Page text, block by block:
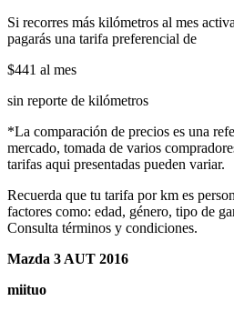
Si recorres más kilómetros al mes
pagarás una tarifa preferencial de
$441 al mes
sin reporte de kilómetros
*La comparación de precios es una
mercado, tomada de varios
tarifas aqui presentadas pueden variar.
Recuerda que tu tarifa por km es
factores como: edad, género, tipo de
Consulta términos y condiciones.
Mazda 3 AUT 2016
miituo